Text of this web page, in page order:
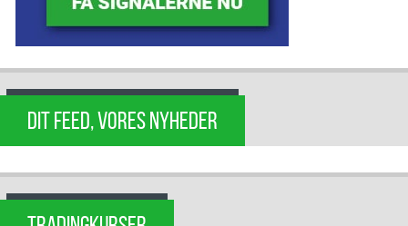
DIT FEED, VORES NYHEDER